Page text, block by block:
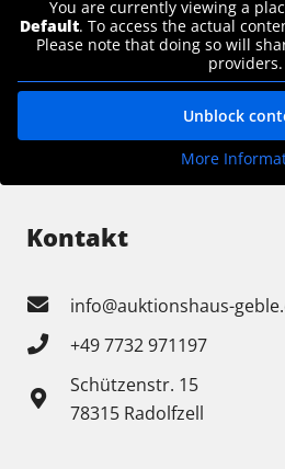
You are currently viewing a
Default. To access the actual
Please note that doing so will
providers.
Unblock
More
Kontakt
info@auktionshaus-
+49 7732 971197
Schützenstr. 15
78315 Radolfzell